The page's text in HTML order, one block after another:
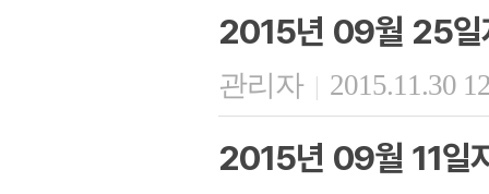
2015년 09월 25일
관리자 | 2015.11.30
2015년 09월 11일